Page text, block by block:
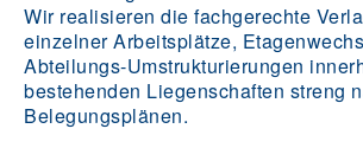
Wir realisieren die fachgerechte
einzelner Arbeitsplätze,
Abteilungs-Umstrukturierungen
bestehenden Liegenschaften streng
Belegungsplänen.